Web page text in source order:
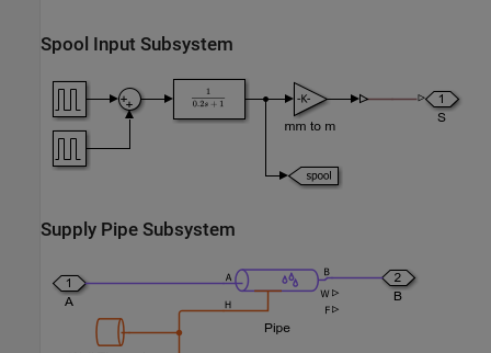
Spool Input Subsystem
Supply Pipe Subsystem